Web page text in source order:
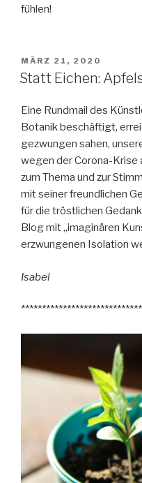
fühlen!
VERÖFFENTLICHT
AM
MÄRZ 21, 2020
Statt Eichen:
Eine Rundmail des
Botanik beschäftigt,
gezwungen sahen,
wegen der Corona-Krise
zum Thema und zur
mit seiner freundlichen
für die tröstlichen
Blog mit „imaginären
erzwungenen Isolation
Isabel